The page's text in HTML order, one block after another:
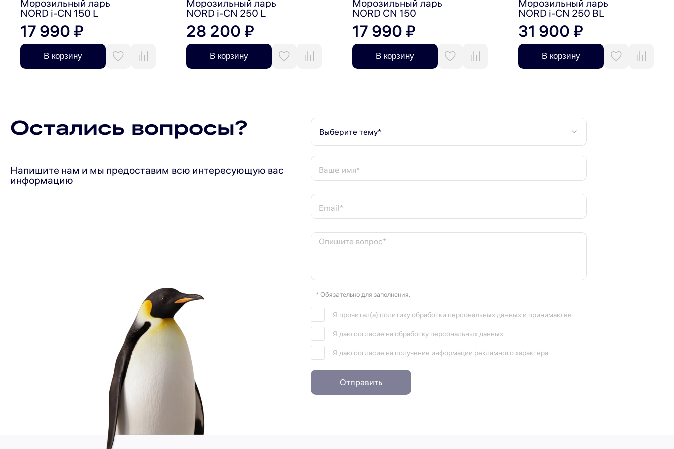
Габариты (ШхГхВ): 103.5х55,5х84 см.
Гарантия на морозильный ларь NORD — 2 года, на инверторный компрессор - 7 лет.
Морозильный ларь
NORD i-CN 150 L
17 990 ₽
В корзину
Морозильный ларь
NORD i-CN 250 L
28 200 ₽
В корзину
Морозильный ларь
NORD CN 150
17 990 ₽
В корзину
Морозильный ларь
NORD i-CN 250 BL
31 900 ₽
В корзину
Остались вопросы?
Напишите нам и мы предоставим всю интересующую вас
информацию
Выберите тему*
Ваше имя*
Email*
Опишите вопрос*
* Обязательно для заполнения.
Я прочитал(а) политику обработки персональных данных и принимаю ее
Я даю согласие на обработку персональных данных
Я даю согласие на получение информации рекламного характера
Отправить